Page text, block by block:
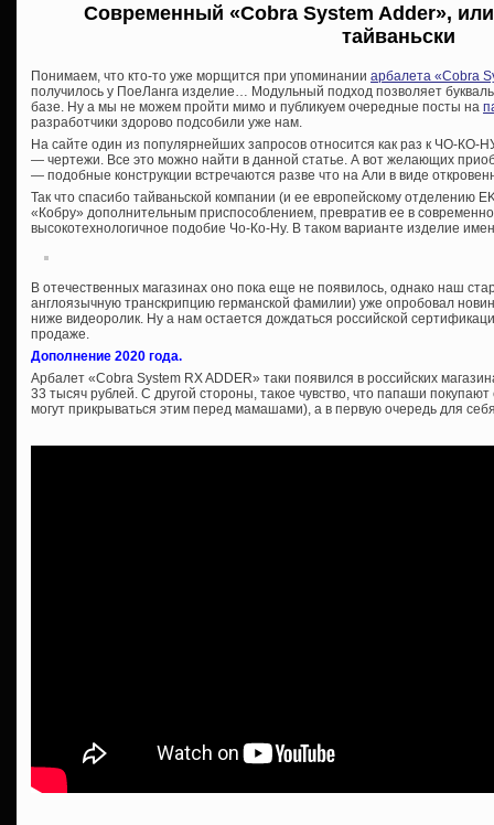
Современный «Cobra System Adder»,
тайваньски
Понимаем, что кто-то уже морщится при упоминании арбалета «Cobra
получилось у ПоеЛанга изделие… Модульный подход позволяет
базе. Ну а мы не можем пройти мимо и публикуем очередные посты на
разработчики здорово подсобили уже нам.
На сайте один из популярнейших запросов относится как раз к ЧО-КО-
— чертежи. Все это можно найти в данной статье. А вот желающих
— подобные конструкции встречаются разве что на Али в виде
Так что спасибо тайваньской компании (и ее европейскому отделению
«Кобру» дополнительным приспособлением, превратив ее в
высокотехнологичное подобие Чо-Ко-Ну. В таком варианте изделие
В отечественных магазинах оно пока еще не появилось, однако наш
англоязычную транскрипцию германской фамилии) уже опробовал
ниже видеоролик. Ну а нам остается дождаться российской
продаже.
Дополнение 2020 года.
Арбалет «Cobra System RX ADDER» таки появился в российских
33 тысяч рублей. С другой стороны, такое чувство, что папаши
могут прикрываться этим перед мамашами), а в первую очередь для